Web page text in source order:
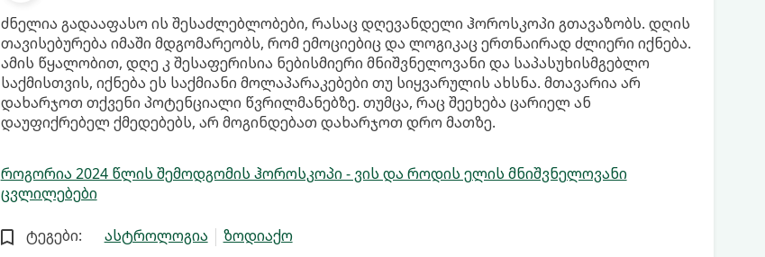
ძნელია გადააფასო ის შესაძლებლობები, რასაც დღევანდელი ჰოროსკოპი გთავაზობს. დღის
თავისებურება იმაში მდგომარეობს, რომ ემოციებიც და ლოგიკაც ერთნაირად ძლიერი იქნება.
ამის წყალობით, დღე კ შესაფერისია ნებისმიერი მნიშვნელოვანი და საპასუხისმგებლო
საქმისთვის, იქნება ეს საქმიანი მოლაპარაკებები თუ სიყვარულის ახსნა. მთავარია არ
დახარჯოთ თქვენი პოტენციალი წვრილმანებზე. თუმცა, რაც შეეხება ცარიელ ან
დაუფიქრებელ ქმედებებს, არ მოგინდებათ დახარჯოთ დრო მათზე.
როგორია 2024 წლის შემოდგომის ჰოროსკოპი - ვის და როდის ელის მნიშვნელოვანი
ცვლილებები
ტეგები: ასტროლოგია ზოდიაქო